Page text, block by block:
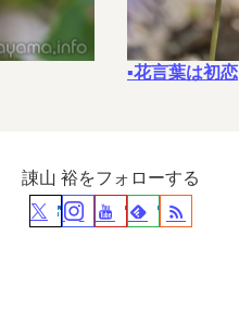
▪花言葉は初恋
諌山 裕をフォローする